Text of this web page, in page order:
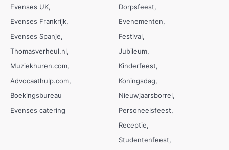
Evenses UK
Evenses Frankrijk
Evenses Spanje
Thomasverheul.nl
Muziekhuren.com
Advocaathulp.com
Boekingsbureau
Evenses catering
Dorpsfeest
Evenementen
Festival
Jubileum
Kinderfeest
Koningsdag
Nieuwjaarsborrel
Personeelsfeest
Receptie
Studentenfeest